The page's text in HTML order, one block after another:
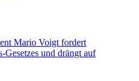
Mario Voigt fordert
Gesetzes und drängt auf